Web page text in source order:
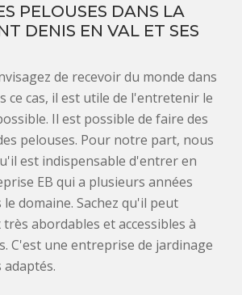
PELOUSES DANS LA
DENIS EN VAL ET SES
de recevoir du monde dans
ce cas, il est utile de l'entretenir le
Il est possible de faire des
pelouses. Pour notre part, nous
est indispensable d'entrer en
EB qui a plusieurs années
domaine. Sachez qu'il peut
abordables et accessibles à
C'est une entreprise de jardinage